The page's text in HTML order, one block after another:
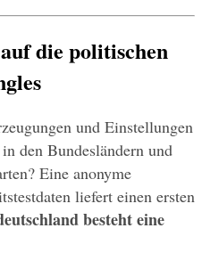
die politischen
und Einstellungen
den Bundesländern und
Eine anonyme
liefert einen ersten
besteht eine